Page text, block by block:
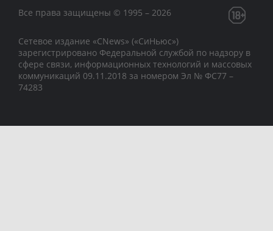
Все права защищены © 1995 – 2026
Сетевое издание «CNews» («СиНьюс»)
зарегистрировано Федеральной службой по надзору в
сфере связи, информационных технологий и массовых
коммуникаций 09.11.2018 за номером Эл № ФС77 –
74283